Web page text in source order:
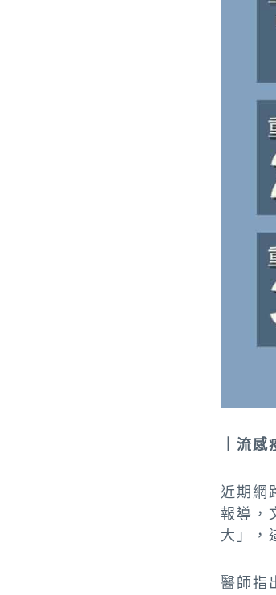
｜流
近期網
報導，
大」，
醫師指